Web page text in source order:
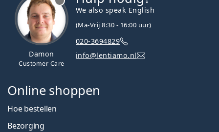
Damon
Customer Care
We also speak English
(Ma-Vrij 8:30 - 16:00 uur)
020-3694829
info@lentiamo.nl
Online shoppen
Hoe bestellen
Bezorging